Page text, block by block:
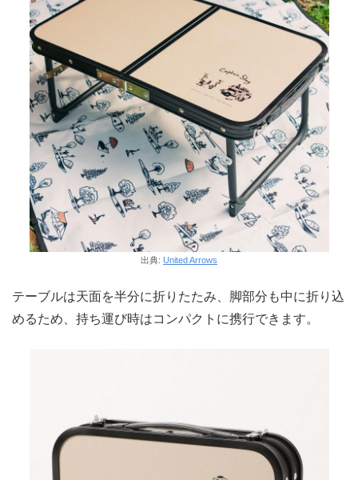
出典: United Arrows
テーブルは天面を半分に折りたたみ、脚部分も中に折り込
めるため、持ち運び時はコンパクトに携行できます。